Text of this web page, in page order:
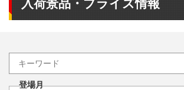
入荷景品・プライズ情報
登場月